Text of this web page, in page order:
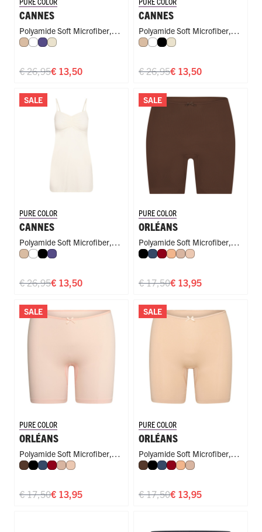
CANNES
Polyamide Soft Microfiber,
Dress
Huid
WitPaarsIvoor
€ 13,50
€ 26,95
CANNES
Polyamide Soft Microfiber,
Dress
Huid
WitZwartIvoor
€ 13,50
€ 26,95
SALE
PURE COLOR
CANNES
Polyamide Soft Microfiber,
Dress
Huid
WitZwartPaars
€ 13,50
€ 26,95
SALE
PURE COLOR
ORLÉANS
Polyamide Soft Microfiber,
Long Short
Zwart
Donkerblauw
Donkerrood
Perzik
Caffè Latte
Nude
€ 13,95
€ 17,50
SALE
PURE COLOR
ORLÉANS
Polyamide Soft Microfiber,
Long Short
Espresso
Zwart
Donkerblauw
Donkerrood
Caffè Latte
Nude
€ 13,95
€ 17,50
SALE
PURE COLOR
ORLÉANS
Polyamide Soft Microfiber,
Long Short
Espresso
Zwart
Donkerblauw
Donkerrood
PerzikCaffè Latte
€ 13,95
€ 17,50